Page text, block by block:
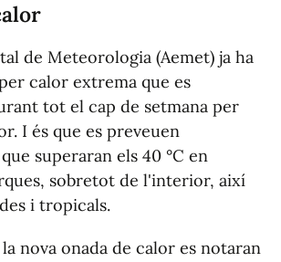
de Meteorologia (Aemet) ja ha
calor extrema que es
tot el cap de setmana per
I és que es preveuen
superaran els 40 °C en
sobretot de l'interior, així
i tropicals.
nova onada de calor es notaran